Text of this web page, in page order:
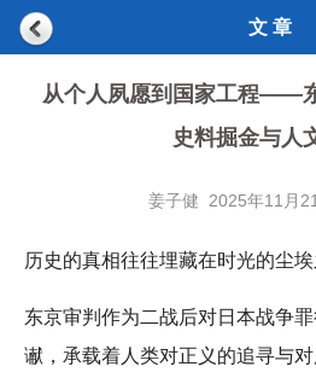
文 章
从个人夙愿到国家工程——
史料掘金与人
姜子健 2025年11月
历史的真相往往埋藏在时光的尘埃
东京审判作为二战后对日本战争
谳，承载着人类对正义的追寻与